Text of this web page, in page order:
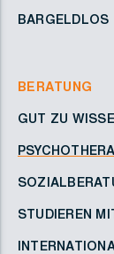
BARGELDLOS
BERATUNG
GUT ZU
STUDIEREN